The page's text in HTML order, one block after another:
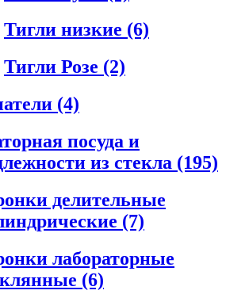
Тигли низкие (6)
Тигли Розе (2)
(4)
посуда и
из стекла (195)
делительные
(7)
лабораторные
(6)